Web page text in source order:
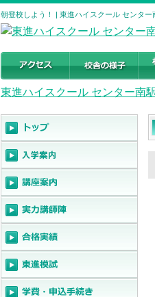
朝登校しよう！ | 東進ハイスクール センタ
東進ハイスクール センター南